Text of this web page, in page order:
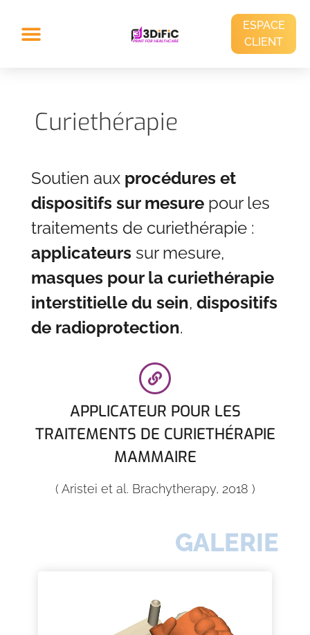
ESPACE
CLIENT
Curiethérapie
Soutien aux procédures et
dispositifs sur mesurepour les
traitements de curiethérapie :
applicateurs sur mesure,
masques pour la curiethérapie
interstitielle du sein, dispositifs
de radioprotection.
APPLICATEUR POUR LES
TRAITEMENTS DE CURIETHÉRAPIE
MAMMAIRE
( Aristei et al. Brachytherapy, 2018 )
GALERIE